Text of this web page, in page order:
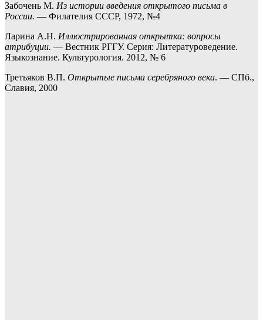
Забочень М. Из истории введения открытого письма в
России. — Филателия СССР, 1972, №4
Ларина А.Н. Иллюстрированная открытка: вопросы
атрибуции. — Вестник РГГУ. Серия: Литературоведение.
Языкознание. Культурология. 2012, № 6
Третьяков В.П. Открытые письма серебряного века. — СПб.,
Славия, 2000